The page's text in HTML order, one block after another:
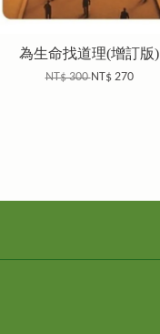
為生命找道理(增訂版)
NT$ 300NT$ 270